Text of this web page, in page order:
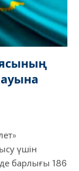
үшін
барлығы 186